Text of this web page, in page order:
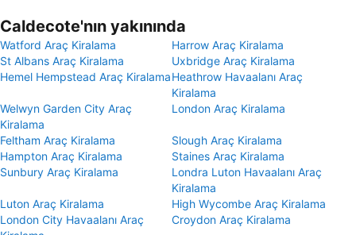
Caldecote'nın yakınında
Watford Araç Kiralama
Harrow Araç Kiralama
St Albans Araç Kiralama
Uxbridge Araç Kiralama
Hemel Hempstead Araç KiralamaHeathrow Havaalanı Araç
Kiralama
Welwyn Garden City Araç
Kiralama
London Araç Kiralama
Feltham Araç Kiralama
Slough Araç Kiralama
Hampton Araç Kiralama
Staines Araç Kiralama
Sunbury Araç Kiralama
Londra Luton Havaalanı Araç
Kiralama
Luton Araç Kiralama
High Wycombe Araç Kiralama
London City Havaalanı Araç
Croydon Araç Kiralama